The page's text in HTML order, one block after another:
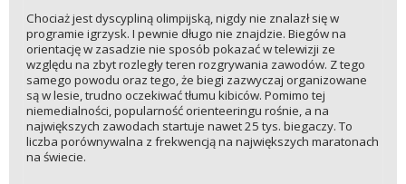
Chociaż jest dyscypliną olimpijską, nigdy nie znalazł się w
programie igrzysk. I pewnie długo nie znajdzie. Biegów na
orientację w zasadzie nie sposób pokazać w telewizji ze
względu na zbyt rozległy teren rozgrywania zawodów. Z tego
samego powodu oraz tego, że biegi zazwyczaj organizowane
są w lesie, trudno oczekiwać tłumu kibiców. Pomimo tej
niemedialności, popularność orienteeringu rośnie, a na
największych zawodach startuje nawet 25 tys. biegaczy. To
liczba porównywalna z frekwencją na największych maratonach
na świecie.